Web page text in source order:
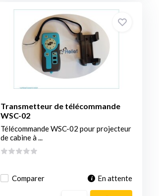
Transmetteur de télécommande
WSC-02
Télécommande WSC-02 pour projecteur
de cabine à ...
Comparer En attente